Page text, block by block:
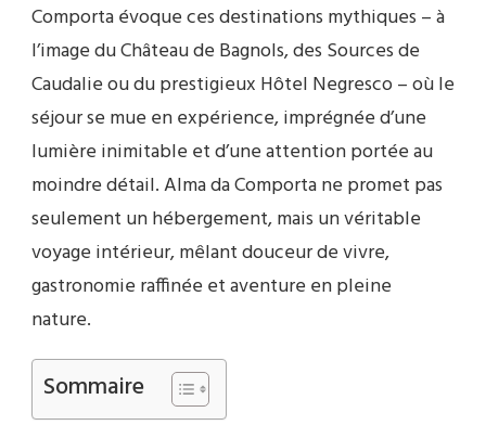
Comporta évoque ces destinations mythiques – à
l’image du Château de Bagnols, des Sources de
Caudalie ou du prestigieux Hôtel Negresco – où le
séjour se mue en expérience, imprégnée d’une
lumière inimitable et d’une attention portée au
moindre détail. Alma da Comporta ne promet pas
seulement un hébergement, mais un véritable
voyage intérieur, mêlant douceur de vivre,
gastronomie raffinée et aventure en pleine
nature.
Sommaire